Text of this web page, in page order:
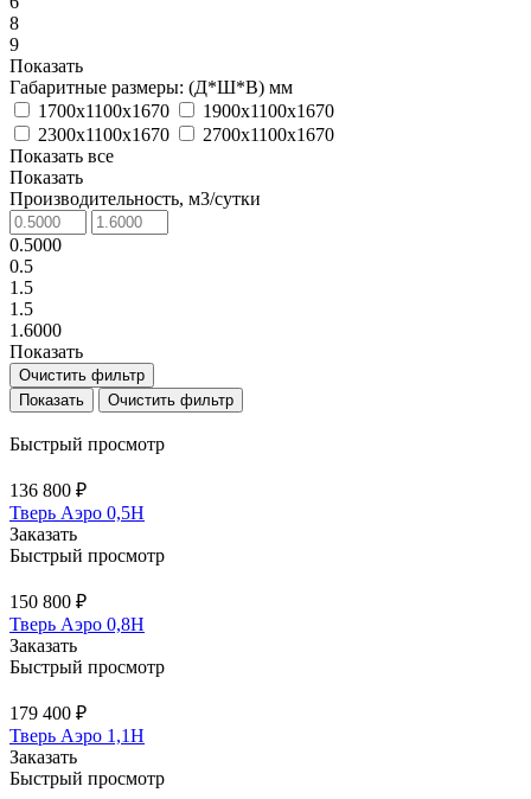
8
9
Показать
Габаритные размеры: (Д*Ш*В) мм
1700х1100х1670
1900х1100х1670
2300х1100х1670
2700х1100х1670
Показать все
Показать
Производительность, м3/сутки
0.5000
0.5
1.5
1.5
1.6000
Показать
Очистить фильтр
Очистить фильтр
Быстрый просмотр
136 800 ₽
Тверь Аэро 0,5Н
Заказать
Быстрый просмотр
150 800 ₽
Тверь Аэро 0,8Н
Заказать
Быстрый просмотр
179 400 ₽
Тверь Аэро 1,1Н
Заказать
Быстрый просмотр